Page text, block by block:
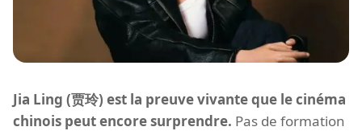
Jia Ling (贾玲) est la preuve vivante que le cinéma
chinois peut encore surprendre. Pas de formation